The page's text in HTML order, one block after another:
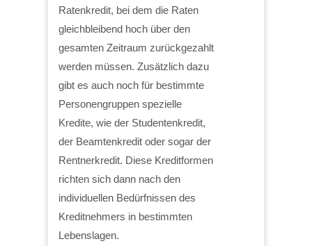
Ratenkredit, bei dem die Raten
gleichbleibend hoch über den
gesamten Zeitraum zurückgezahlt
werden müssen. Zusätzlich dazu
gibt es auch noch für bestimmte
Personengruppen spezielle
Kredite, wie der Studentenkredit,
der Beamtenkredit oder sogar der
Rentnerkredit. Diese Kreditformen
richten sich dann nach den
individuellen Bedürfnissen des
Kreditnehmers in bestimmten
Lebenslagen.